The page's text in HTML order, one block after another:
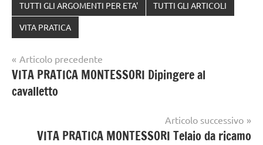
TUTTI GLI ARGOMENTI PER ETA' TUTTI GLI ARTICOLI
VITA PRATICA
Navigazione
articoli
Articolo precedente
VITA PRATICA MONTESSORI Dipingere al
cavalletto
Articolo successivo
VITA PRATICA MONTESSORI Telaio da ricamo